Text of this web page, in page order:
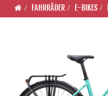
FAHRRÄDER E-BIKES